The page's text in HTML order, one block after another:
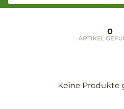
0
ARTIKEL
Keine Produkte